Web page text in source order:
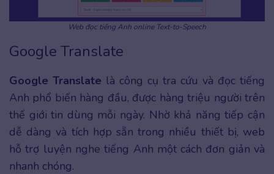
Web đọc tiếng Anh online Text-to-Speech
Google Translate
Google Translate là công cụ tra cứu và đọc tiếng
Anh phổ biến hàng đầu, được hàng triệu người trên
thế giới tin dùng mỗi ngày. Nhờ khả năng tiếp cận
dễ dàng và tích hợp sẵn trong nhiều thiết bị, web
hỗ trợ luyện nghe tiếng Anh một cách đơn giản và
nhanh chóng.